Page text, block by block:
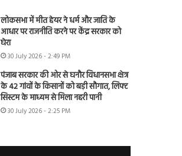
लोकसभा में मीत हेयर ने धर्म और जाति के
आधार पर राजनीति करने पर केंद्र सरकार को
घेरा
30 July 2026 - 2:49 PM
पंजाब सरकार की ओर से घनौर विधानसभा क्षेत्र
के 42 गांवों के किसानों को बड़ी सौगात, लिफ्ट
सिस्टम के माध्यम से मिला नहरी पानी
30 July 2026 - 2:25 PM